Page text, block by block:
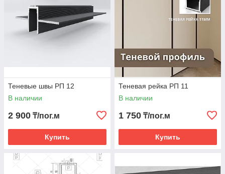
Теневые швы РП 12
В наличии
2 900 ₸/пог.м
Купить
Теневая рейка РП 11
В наличии
1 750 ₸/пог.м
Купить